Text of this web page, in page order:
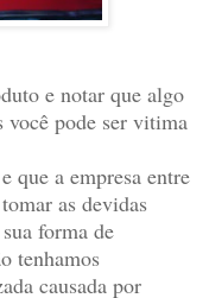
e notar que algo
você pode ser vitima
que a empresa entre
as devidas
forma de
tenhamos
causada por